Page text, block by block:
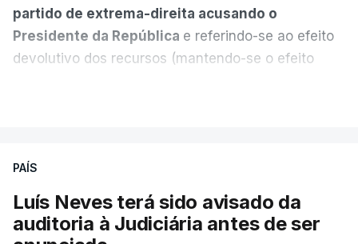
partido de extrema-direita acusando o
Presidente da República e referindo-se ao efeito
devolutivo dos recursos (mantendo-se o efeito
quanto à possibilidade de expulsar do país
cidadãos adultos em situação ilegal, se
tiverem filhos menores.
PAÍS
Luís Neves terá sido avisado da
auditoria à Judiciária antes de ser